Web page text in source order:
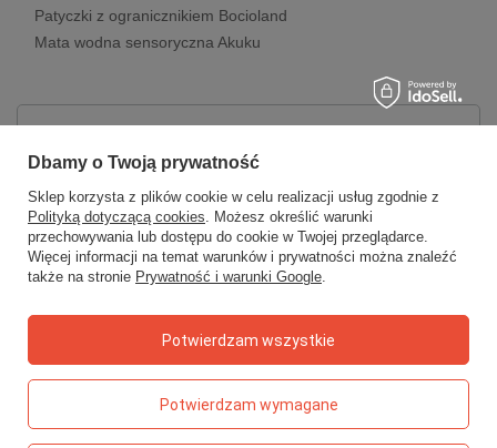
Patyczki z ogranicznikiem Bocioland
Mata wodna sensoryczna Akuku
Status zamówienia
Śledzenie przesyłki
Chcę zareklamować produkt
Chcę wymienić towar
Kontakt
Dbamy o Twoją prywatność
Sklep korzysta z plików cookie w celu realizacji usług zgodnie z
Polityką dotyczącą cookies. Możesz określić warunki
przechowywania lub dostępu do cookie w Twojej przeglądarce.
Więcej informacji na temat warunków i prywatności można znaleźć
także na stronie Prywatność i warunki Google.
Potwierdzam wymagane
Potwierdzam wszystkie